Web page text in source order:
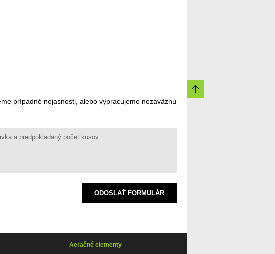
prípadné nejasnosti, alebo vypracujeme nezáväznú
ODOSLAŤ FORMULÁR
Aeračné elementy